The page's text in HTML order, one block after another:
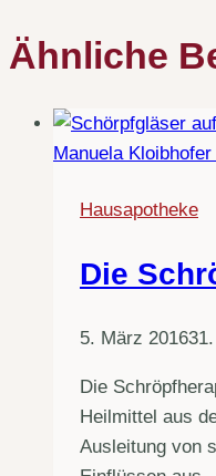
Ähnliche
Hausapotheke
Die
5. März 2016
Die
Heilmittel aus
Ausleitung von